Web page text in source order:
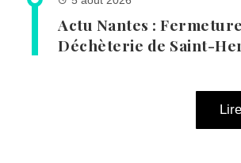
Actu Nantes :
Déchèterie de Saint-